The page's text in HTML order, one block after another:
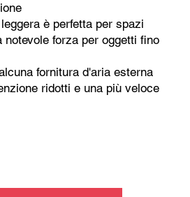
è perfetta per spazi
notevole forza per oggetti fino
fornitura d'aria esterna
ridotti e una più veloce